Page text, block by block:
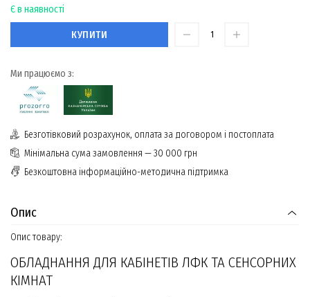
Є в наявності
КУПИТИ
Ми працюємо з:
Безготівковий розрахунок, оплата за договором і постоплата
Мінімальна сума замовлення — 30 000 грн
Безкоштовна інформаційно-методична підтримка
Опис
Опис товару:
ОБЛАДНАННЯ ДЛЯ КАБІНЕТІВ ЛФК ТА СЕНСОРНИХ
КІМНАТ